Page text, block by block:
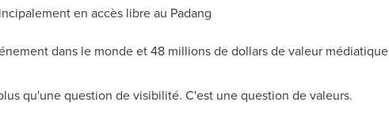
en accès libre au Padang
dans le monde et 48 millions de dollars de valeur médiatique
qu'une question de visibilité. C'est une question de valeurs.